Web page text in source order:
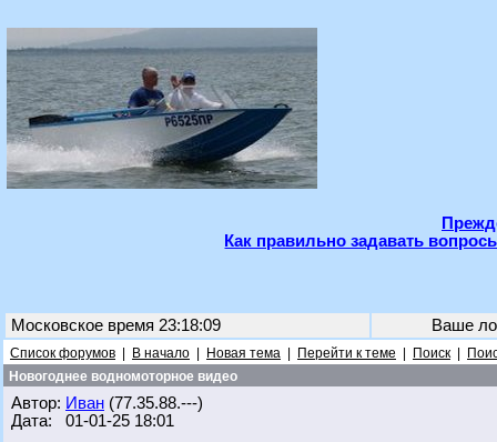
Как правильно задавать
Московское время 23:18:09 Ваше
Список форумов В начало Новая тема Перейти к теме Поиск
Новогоднее водномоторное видео
Автор: Иван (77.35.88.---)
Дата: 01-01-25 18:01